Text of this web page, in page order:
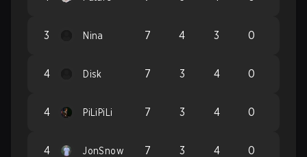
3 Nina 7 4 3 0
4 Disk 7 3 4 0
4 PiLiPiLi 7 3 4 0
4 JonSnow 7 3 4 0